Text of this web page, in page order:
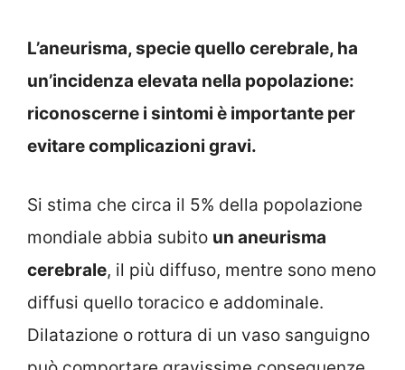
L’aneurisma, specie quello cerebrale, ha
un’incidenza elevata nella popolazione:
riconoscerne i sintomi è importante per
evitare complicazioni gravi.
Si stima che circa il 5% della popolazione
mondiale abbia subito un aneurisma
cerebrale, il più diffuso, mentre sono meno
diffusi quello toracico e addominale.
Dilatazione o rottura di un vaso sanguigno